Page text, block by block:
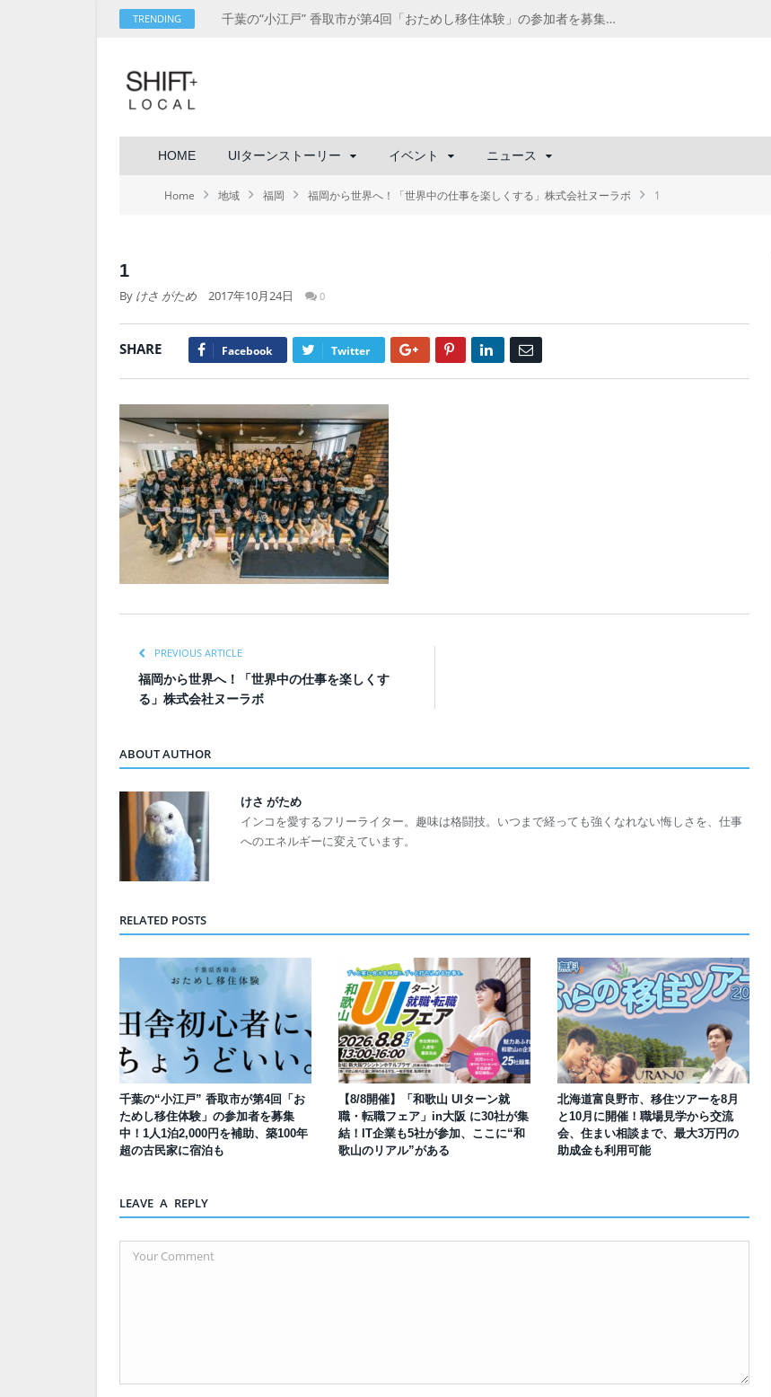
TRENDING 千葉の“小江戸” 香取市が第4回「おためし移住体験」の参加者を募集中！1人1泊2,000円を補助、築100年超の古民家に宿泊も
HOME UIターンストーリー イベント ニュース
Home 地域 福岡 福岡から世界へ！「世界中の仕事を楽しくする」株式会社ヌーラボ 1
1
By けさ がため 2017年10月24日 0
SHARE Facebook Twitter Google+ Pinterest LinkedIn
PREVIOUS ARTICLE
福岡から世界へ！「世界中の仕事を楽しくす
る」株式会社ヌーラボ
ABOUT AUTHOR
けさ がため
インコを愛するフリーライター。趣味は格闘技。いつまで経っても強くなれない悔しさを、仕事
へのエネルギーに変えています。
RELATED POSTS
千葉の“小江戸” 香取市が第4回「お
ためし移住体験」の参加者を募集
中！1人1泊2,000円を補助、築100年
超の古民家に宿泊も
【8/8開催】「和歌山 UIターン就
職・転職フェア」in大阪 に30社が集
結！IT企業も5社が参加、ここに“和
歌山のリアル”がある
北海道富良野市、移住ツアーを8月
と10月に開催！職場見学から交流
会、住まい相談まで、最大3万円の
助成金も利用可能
LEAVE A REPLY
千葉の“小江戸” 香取市が第4回「おためし移住体験」の参加者を募集中！1
人1泊2,000円を補助、築100年超の古民家に宿泊も
岡山市、都市圏のデジタルコンテンツ企業向け視察ツアーを8月末に開催！
企業訪問や専門学生と交流、申し込みは7/27まで
学生対象の「とっとり IT summerCAMP 2026」9/24~26開催！チームでシ
ステム開発、県内IT企業やエンジニアとの交流も
利用者の45％・100人超が移住！奈良市お試し移住制度、宿のオーナーがナ
ビゲートする新サービス「まち案内」が追加
愛知県西尾市、定住移住サイト「にし推し暮らし」を開設！転出者やファミ
リー層に魅力を発信、データや支援制度も充実
【6/27開催】参加無料！いしかわUIターン大相談会 in大阪 自治体・支援団
体に加え、能美市のソフトウェア開発会社も参戦
【6/20開催】「札幌UIターン就職フェアin東京」に優良企業28社が集結！エ
ンジニア募集のソフトウェア開発企業も複数参加
【6/13開催】島根県内18市町村、IT転職支援機関が大阪に集う移住相談会！
6/6には“人間関係”をテーマにオンラインツアー